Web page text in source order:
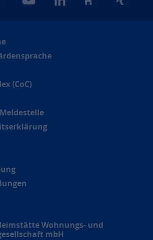
youtubelinkedinkununuxing
(CoC)
Wohnungs- und
mbH